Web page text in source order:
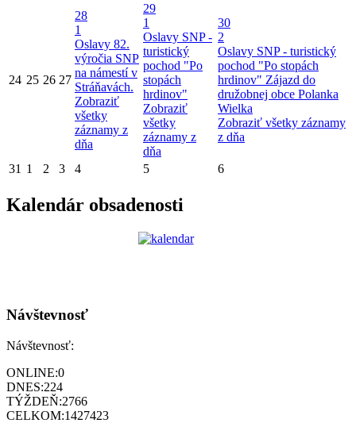
24 25 26 27
28
1
Oslavy 82.
výročia SNP
na námestí v
Stráňavách.
Zobraziť
všetky
záznamy z
dňa
29
1
Oslavy SNP -
turistický
pochod "Po
stopách
hrdinov"
Zobraziť
všetky
záznamy z
dňa
30
2
Oslavy SNP - turistický
pochod "Po stopách
hrdinov" Zájazd do
družobnej obce Polanka
Wielka
Zobraziť všetky záznamy
z dňa
31 1 2 3 4 5 6
Kalendár obsadenosti
Návštevnosť
Návštevnosť:
ONLINE:0
DNES:224
TÝŽDEŇ:2766
CELKOM:1427423